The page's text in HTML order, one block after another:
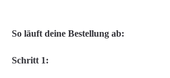
So läuft deine Bestellung ab:
Schritt 1: